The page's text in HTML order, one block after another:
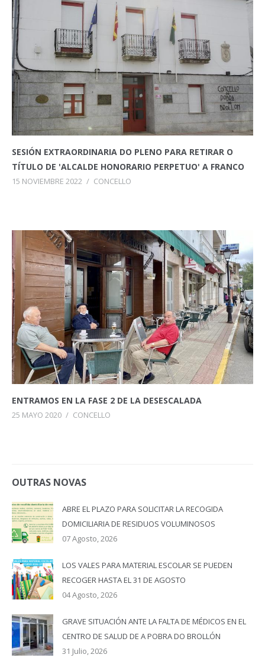
SESIÓN EXTRAORDINARIA DO PLENO PARA RETIRAR O
TÍTULO DE 'ALCALDE HONORARIO PERPETUO' A FRANCO
15 NOVIEMBRE 2022 / CONCELLO
ENTRAMOS EN LA FASE 2 DE LA DESESCALADA
25 MAYO 2020 / CONCELLO
OUTRAS NOVAS
ABRE EL PLAZO PARA SOLICITAR LA RECOGIDA
DOMICILIARIA DE RESIDUOS VOLUMINOSOS
07 Agosto, 2026
LOS VALES PARA MATERIAL ESCOLAR SE PUEDEN
RECOGER HASTA EL 31 DE AGOSTO
04 Agosto, 2026
GRAVE SITUACIÓN ANTE LA FALTA DE MÉDICOS EN EL
CENTRO DE SALUD DE A POBRA DO BROLLÓN
31 Julio, 2026